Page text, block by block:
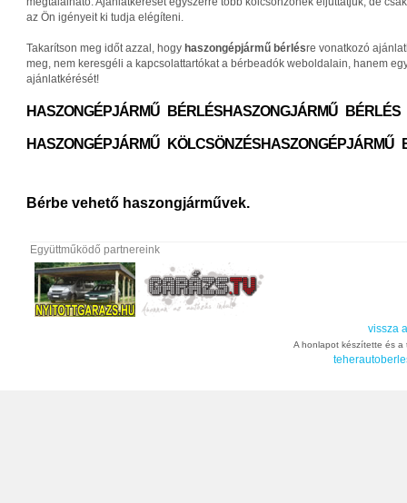
az Ön igényeit ki tudja elégíteni.
Takarítson meg időt azzal, hogy haszongépjármű bérlésre vonatkozó
meg, nem keresgéli a kapcsolattartókat a bérbeadók weboldalain, hanem
ajánlatkérését!
HASZONGÉPJÁRMŰ BÉRLÉSHASZONGJÁRMŰ BÉRLÉS
HASZONGÉPJÁRMŰ KÖLCSÖNZÉSHASZONGÉPJÁRMŰ
Bérbe vehető haszongjárművek.
Együttműködő partnereink
vissza
A honlapot készítette és